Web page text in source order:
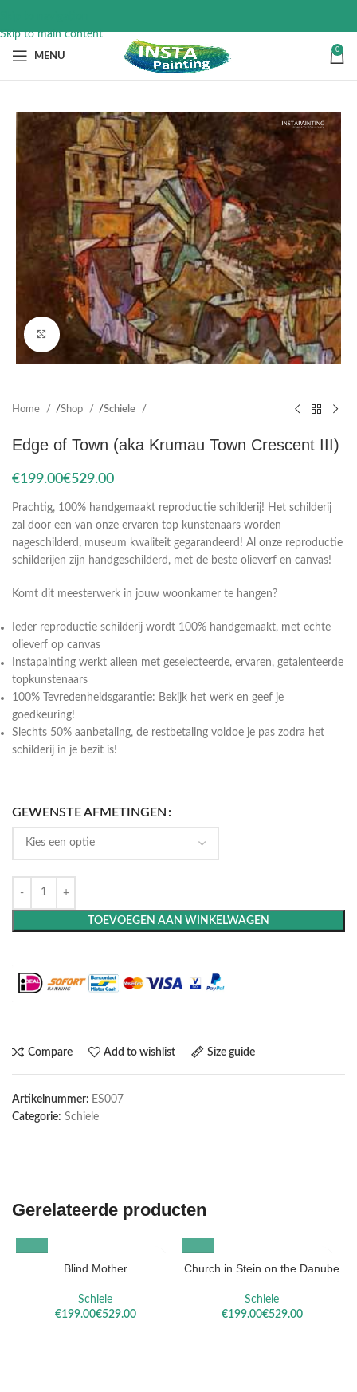
Skip to main content
MENU
0
Click to enlarge
Home Shop Schiele
Edge of Town (aka Krumau Town Crescent III)
€ €
Prachtig, 100% handgemaakt reproductie schilderij! Het schilderij
zal door een van onze ervaren top kunstenaars worden
nageschilderd, museum kwaliteit gegarandeerd! Al onze reproductie
schilderijen zijn handgeschilderd, met de beste olieverf en canvas!
Komt dit meesterwerk in jouw woonkamer te hangen?
Ieder reproductie schilderij wordt 100% handgemaakt, met echte
olieverf op canvas
Instapainting werkt alleen met geselecteerde, ervaren, getalenteerde
topkunstenaars
100% Tevredenheidsgarantie: Bekijk het werk en geef je
goedkeuring!
Slechts 50% aanbetaling, de restbetaling voldoe je pas zodra het
schilderij in je bezit is!
GEWENSTE AFMETINGEN
TOEVOEGEN AAN WINKELWAGEN
Compare Add to wishlist Size guide
Artikelnummer: ES007
Categorie: Schiele
Gerelateerde producten
Blind Mother
Schiele
€
€
Church in Stein on the Danube
Schiele
€
€